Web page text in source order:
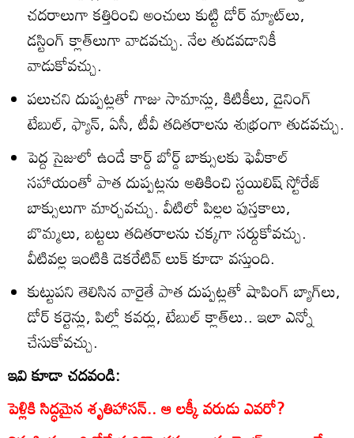
చదరాలుగా కత్తిరించి అంచులు కుట్టి డోర్‌ మ్యాట్‌లు,
డస్టింగ్‌ క్లాత్‌లుగా వాడవచ్చు. నేల తుడవడానికీ
వాడుకోవచ్చు.
పలుచని దుప్పట్లతో గాజు సామాన్లు, కిటికీలు, డైనింగ్‌
టేబుల్‌, ఫ్యాన్‌, ఏసీ, టీవీ తదితరాలను శుభ్రంగా తుడవచ్చు.
పెద్ద సైజులో ఉండే కార్డ్‌ బోర్డ్‌ బాక్సులకు ఫెవీకాల్‌
సహాయంతో పాత దుప్పట్లను అతికించి స్టయిలిష్‌ స్టోరేజ్‌
బాక్సులుగా మార్చవచ్చు. వీటిలో పిల్లల పుస్తకాలు,
బొమ్మలు, బట్టలు తదితరాలను చక్కగా సర్దుకోవచ్చు.
వీటివల్ల ఇంటికి డెకరేటివ్‌ లుక్‌ కూడా వస్తుంది.
కుట్టుపని తెలిసిన వారైతే పాత దుప్పట్లతో షాపింగ్‌ బ్యాగ్‌లు,
డోర్‌ కర్టెన్లు, పిల్లో కవర్లు, టేబుల్‌ క్లాత్‌లు.. ఇలా ఎన్నో
చేసుకోవచ్చు.
ఇవి కూడా చదవండి:
పెళ్లికి సిద్ధమైన శృతిహాసన్.. ఆ లక్కీ వరుడు ఎవరో?